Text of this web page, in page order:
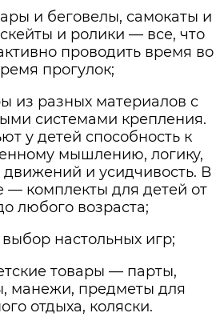
и беговелы, самокаты и
и ролики — все, что
проводить время во
прогулок;
из разных материалов с
системами крепления.
у детей способность к
мышлению, логику,
и усидчивость. В
— комплекты для детей от
любого возраста;
настольных игр;
товары — парты,
манежи, предметы для
отдыха, коляски.